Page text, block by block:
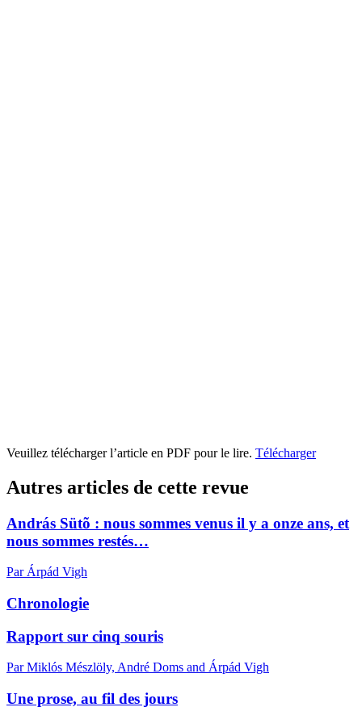
Veuillez télécharger l’article en PDF pour le lire. Télécharger
Autres articles de cette revue
András Sütõ : nous sommes venus il y a onze ans, et
nous sommes restés…
Par Árpád Vigh
Chronologie
Rapport sur cinq souris
Par Miklós Mészlöly, André Doms and Árpád Vigh
Une prose, au fil des jours